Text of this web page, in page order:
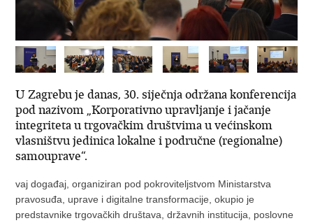
U Zagrebu je danas, 30. siječnja održana konferencija
pod nazivom „Korporativno upravljanje i jačanje
integriteta u trgovačkim društvima u većinskom
vlasništvu jedinica lokalne i područne (regionalne)
samouprave“.
vaj događaj, organiziran pod pokroviteljstvom Ministarstva
pravosuđa, uprave i digitalne transformacije, okupio je
predstavnike trgovačkih društava, državnih institucija, poslovne